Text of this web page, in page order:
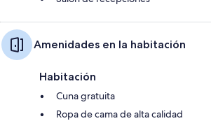
Amenidades en la habitación
Habitación
Cuna gratuita
Ropa de cama de alta calidad